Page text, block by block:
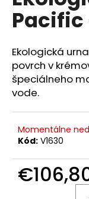
0,0
hviezdičiek.
Ekologická
povrch v
špeciálneho
vode.
Momentálne
Kód: V1630
á
j
s
ť
?